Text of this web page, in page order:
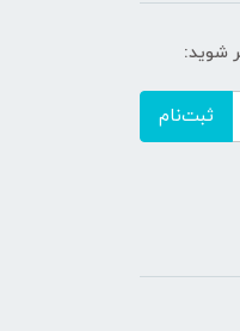
شوید:
ثبت‌نام